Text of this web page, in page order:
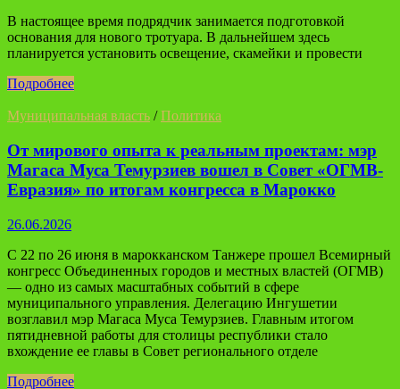
В настоящее время подрядчик занимается подготовкой
основания для нового тротуара. В дальнейшем здесь
планируется установить освещение, скамейки и провести
Подробнее
Муниципальная власть /Политика
От мирового опыта к реальным проектам: мэр
Магаса Муса Темурзиев вошел в Совет «ОГМВ-
Евразия» по итогам конгресса в Марокко
26.06.2026
С 22 по 26 июня в марокканском Танжере прошел Всемирный
конгресс Объединенных городов и местных властей (ОГМВ)
— одно из самых масштабных событий в сфере
муниципального управления. Делегацию Ингушетии
возглавил мэр Магаса Муса Темурзиев. Главным итогом
пятидневной работы для столицы республики стало
вхождение ее главы в Совет регионального отделе
Подробнее